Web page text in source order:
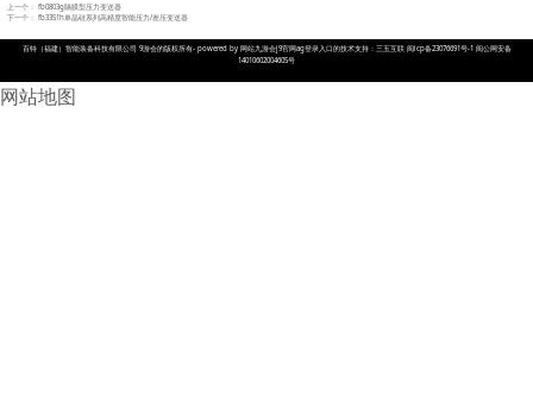
上一个： fb0803g隔膜型压力变送器
下一个： fb3351h单晶硅系列高精度智能压力/差压变送器
百特（福建）智能装备科技有限公司 9游会的版权所有- powered by 网站九游会j9官网ag登录入口的技术支持：三五互联 闽icp备23076691号-1 闽公网安备
14010602004605号
网站地图